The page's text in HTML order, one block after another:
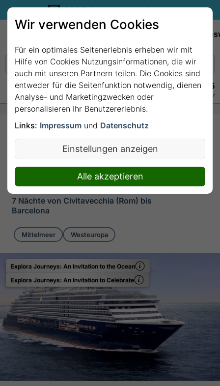
35€ Reisegutschein sichern.
+49 228 3875 7256
Persönlich · Kostenlos · Täglich 08–22 Uhr
7 Nächte - Mediterranes
Küstenflair: Von der Ewigen
Stadt nach Gaudís
Meisterwerken mit
EXPLORA I
7 Nächte von Civitavecchia (Rom) bis
Barcelona
Mittelmeer Westeuropa
Explora Journeys: An Invitation to the Ocean
Explora Journeys: An Invitation to Celebrate
Wir verwenden Cookies
Für ein optimales Seitenerlebnis erheben wir mit
Hilfe von Cookies Nutzungsinformationen, die wir
auch mit unseren Partnern teilen. Die Cookies sind
entweder für die Seitenfunktion notwendig, dienen
Analyse- und Marketingzwecken oder
personalisieren Ihr Benutzererlebnis.
Links: Impressum und Datenschutz
Einstellungen anzeigen
Alle akzeptieren